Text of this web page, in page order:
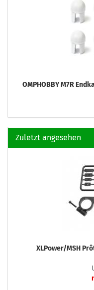
OMPHOBBY M7R
Zuletzt angesehen
XLPower/MSH